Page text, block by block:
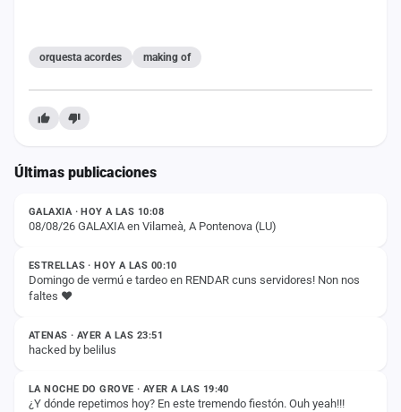
orquesta acordes making of
Últimas publicaciones
ESTADO
GALAXIA · HOY A LAS 10:08
08/08/26 GALAXIA en Vilameà, A Pontenova (LU)
ESTADO
ESTRELLAS · HOY A LAS 00:10
Domingo de vermú e tardeo en RENDAR cuns servidores! Non nos
faltes ❤️
ESTADO
ATENAS · AYER A LAS 23:51
hacked by belilus
ESTADO
LA NOCHE DO GROVE · AYER A LAS 19:40
¿Y dónde repetimos hoy? En este tremendo fiestón. Ouh yeah!!!
ESTADO